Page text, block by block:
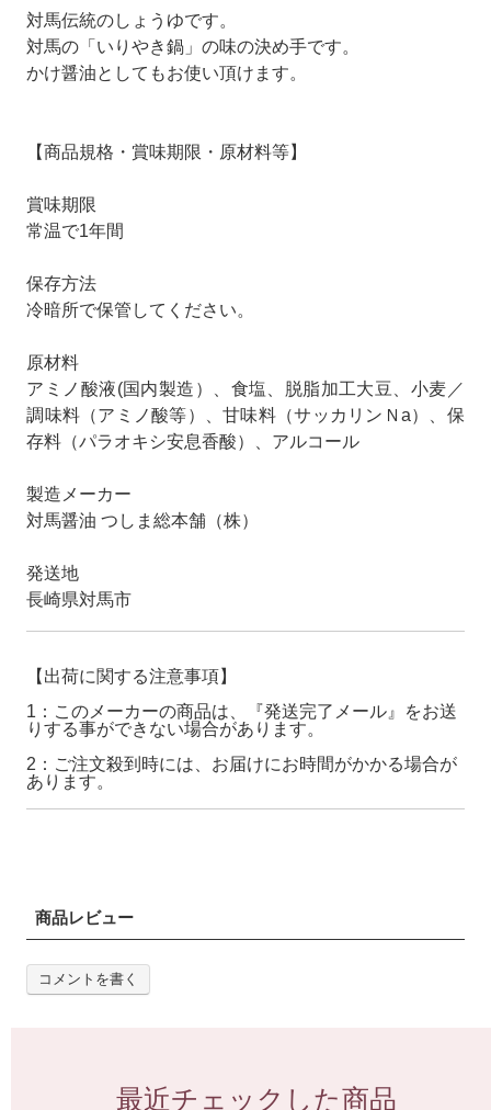
対馬伝統のしょうゆです。
対馬の「いりやき鍋」の味の決め手です。
かけ醤油としてもお使い頂けます。
【商品規格・賞味期限・原材料等】
賞味期限
常温で1年間
保存方法
冷暗所で保管してください。
原材料
アミノ酸液(国内製造）、食塩、脱脂加工大豆、小麦／
調味料（アミノ酸等）、甘味料（サッカリンＮa）、保
存料（パラオキシ安息香酸）、アルコール
製造メーカー
対馬醤油 つしま総本舗（株）
発送地
長崎県対馬市
【出荷に関する注意事項】
1：このメーカーの商品は、『発送完了メール』をお送
りする事ができない場合があります。
2：ご注文殺到時には、お届けにお時間がかかる場合が
あります。
商品レビュー
コメントを書く
最近チェックした商品